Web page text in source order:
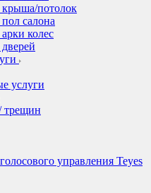
потолок
салона
колес
услуги
трещин
управления Teyes